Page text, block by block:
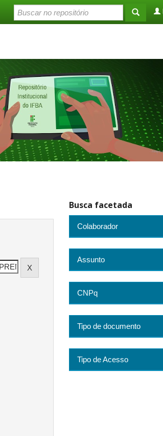
Busca facetada
Colaborador
Assunto
CNPq
Tipo de documento
Tipo de Acesso